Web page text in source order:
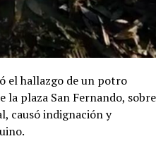
el hallazgo de un potro
la plaza San Fernando, sobre
causó indignación y